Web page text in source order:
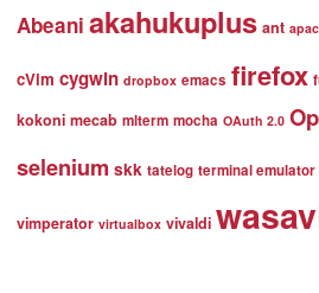
Abeani akahukuplus ant
cVim cygwin dropbox emacs firefox
kokoni mecab mlterm mocha OAuth 2.0
selenium skk tatelog terminal emulator
vimperator virtualbox vivaldi